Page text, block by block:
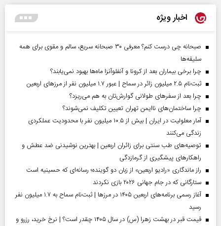
اخبار ویژه
صبحانه چی درست کنم؟ معرفی ۳۰ صبحانه سریع، سالم و مقوی برای همه
سلیقه‌ها
چرا برخی بیماران بعد از کرونا و آنفلوآنزا ماه‌ها بهبود نمی‌یابند؟
ثبت‌نام ۲.۵ میلیون زائر در سماح | عبور ۱.۷ میلیون نفر از مرز‌های اربعین
چرا بعد از سفرهای طولانی گوارش‌تان به هم می‌ریزد؟
چرا ساختمان‌های ناایمن تهران تعیین تکلیف نمی‌شوند؟
آمار معلولیت در ایران | بیش از ۱۰.۵ میلیون نفر با محدودیت عملکردی
زندگی می‌کنند
توصیه‌های طب سنتی برای زائران اربعین | بهترین نوشیدنی ضد عطش و
راهکارهای پیشگیری از گرمازدگی
راز ماندگاری «رادیو اربعین» از زبان دو گوینده؛ رسانه‌ای که حسینیه است
ستارگانی که در جام جهانی ۲۰۲۶ بازی نکردند
آغاز رسمی برنامه‌های اربعین ۱۴۰۵ در مرز‌ها | ثبت‌نام سماح به ۱.۷ میلیون نفر
رسید
قیمت قبر در بهشت زهرا (س) در سال ۱۴۰۵ چقدر است؟ | نرخ خرید، رزرو و